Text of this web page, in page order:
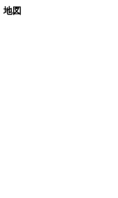
地図